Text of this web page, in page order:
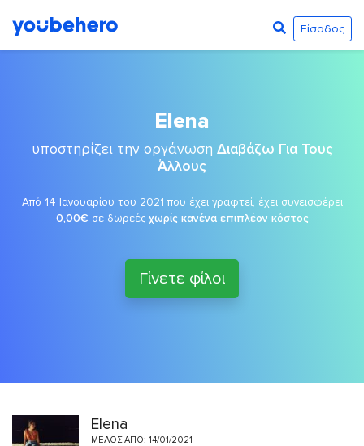
Είσοδος
Elena
υποστηρίζει την οργάνωση Διαβάζω Για Τους
Άλλους
Από 14 Ιανουαρίου του 2021 που έχει γραφτεί, έχει συνεισφέρει
0,00€ σε δωρεές χωρίς κανένα επιπλέον κόστος
Γίνετε φίλοι
Elena
ΜΈΛΟΣ ΑΠΌ: 14/01/2021